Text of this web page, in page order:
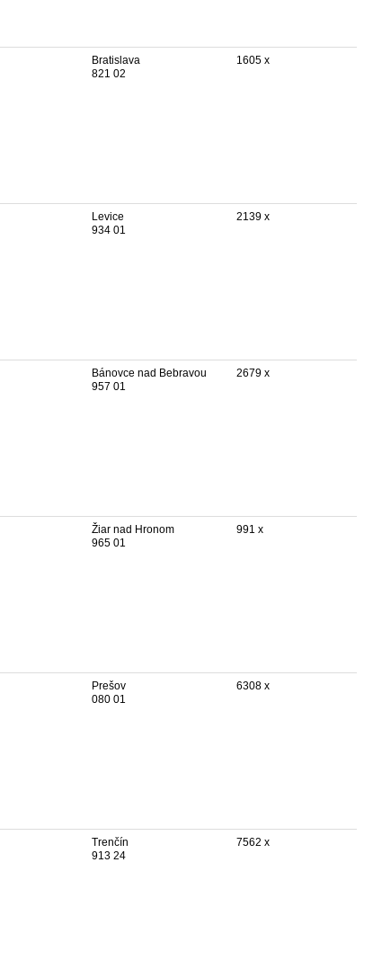
Bratislava
821 02
1605 x
Levice
934 01
2139 x
Bánovce nad Bebravou
957 01
2679 x
Žiar nad Hronom
965 01
991 x
Prešov
080 01
6308 x
Trenčín
913 24
7562 x